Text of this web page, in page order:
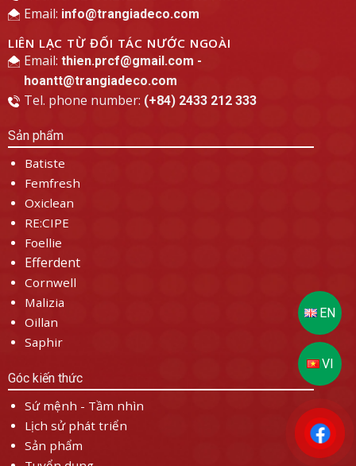
Email: info@trangiadeco.com
LIÊN LẠC TỪ ĐỐI TÁC NƯỚC NGOÀI
Email: thien.prcf@gmail.com -
hoantt@trangiadeco.com
Tel. phone number: (+84) 2433 212 333
Sản phẩm
Batiste
Femfresh
Oxiclean
RE:CIPE
Foellie
Efferdent
Cornwell
Malizia
Oillan
Saphir
Góc kiến thức
Sứ mệnh - Tầm nhìn
Lịch sử phát triển
Sản phẩm